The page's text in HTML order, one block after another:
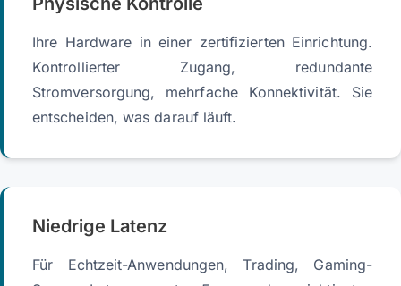
Ihre Hardware in einer zertifizierten Einrichtung.
Kontrollierter Zugang, redundante
Stromversorgung, mehrfache Konnektivität. Sie
entscheiden, was darauf läuft.
Niedrige Latenz
Für Echtzeit-Anwendungen, Trading, Gaming-